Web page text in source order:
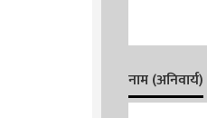
नाम (अनिवार्य)